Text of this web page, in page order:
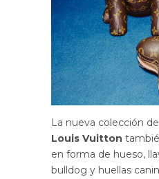
La nueva colección de
Louis Vuitton
en forma de hueso,
bulldog y huellas